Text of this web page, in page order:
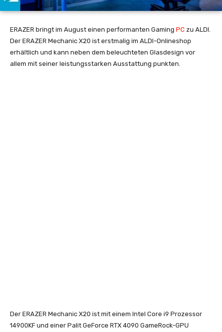
ERAZER bringt im August einen performanten Gaming PC zu ALDI.
Der ERAZER Mechanic X20 ist erstmalig im ALDI-Onlineshop
erhältlich und kann neben dem beleuchteten Glasdesign vor
allem mit seiner leistungsstarken Ausstattung punkten.
Der ERAZER Mechanic X20 ist mit einem Intel Core i9 Prozessor
14900KF und einer Palit GeForce RTX 4090 GameRock-GPU